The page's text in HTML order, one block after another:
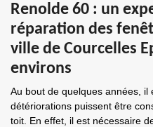
Renolde 60 : un
réparation des
ville de Courcelles
environs
Au bout de quelques années, il
détériorations puissent être
toit. En effet, il est nécessaire